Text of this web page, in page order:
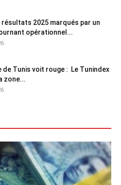
résultats 2025 marqués par un
opérationnel...
de Tunis voit rouge : Le Tunindex
zone...